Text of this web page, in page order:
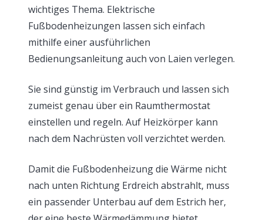
wichtiges Thema. Elektrische
Fußbodenheizungen lassen sich einfach
mithilfe einer ausführlichen
Bedienungsanleitung auch von Laien verlegen.
Sie sind günstig im Verbrauch und lassen sich
zumeist genau über ein Raumthermostat
einstellen und regeln. Auf Heizkörper kann
nach dem Nachrüsten voll verzichtet werden.
Damit die Fußbodenheizung die Wärme nicht
nach unten Richtung Erdreich abstrahlt, muss
ein passender Unterbau auf dem Estrich her,